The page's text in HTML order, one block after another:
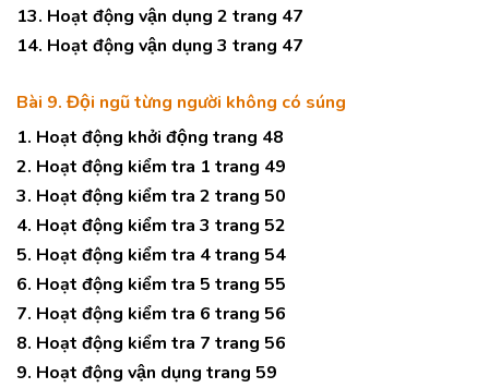
13. Hoạt động vận dụng 2 trang 47
14. Hoạt động vận dụng 3 trang 47
Bài 9. Đội ngũ từng người không có súng
1. Hoạt động khởi động trang 48
2. Hoạt động kiểm tra 1 trang 49
3. Hoạt động kiểm tra 2 trang 50
4. Hoạt động kiểm tra 3 trang 52
5. Hoạt động kiểm tra 4 trang 54
6. Hoạt động kiểm tra 5 trang 55
7. Hoạt động kiểm tra 6 trang 56
8. Hoạt động kiểm tra 7 trang 56
9. Hoạt động vận dụng trang 59